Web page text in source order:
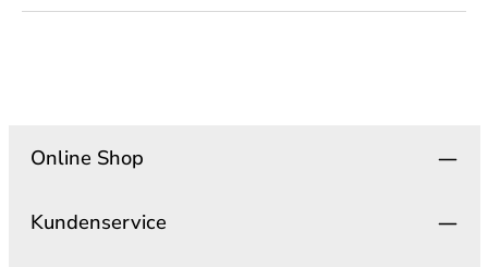
Online Shop
Kundenservice